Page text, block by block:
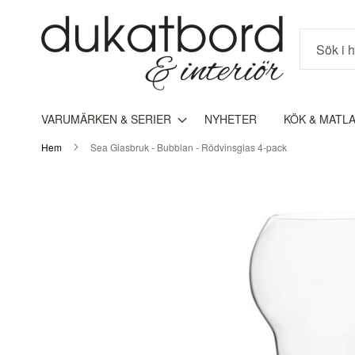
Sök
VARUMÄRKEN & SERIER NYHETER KÖK &
Hem Sea Glasbruk - Bubblan - Rödvinsglas 4-pack